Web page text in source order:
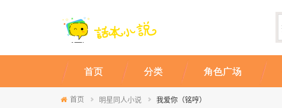
首页 分类 角色广场
首页 明星同人小说 我爱你（铭哼）